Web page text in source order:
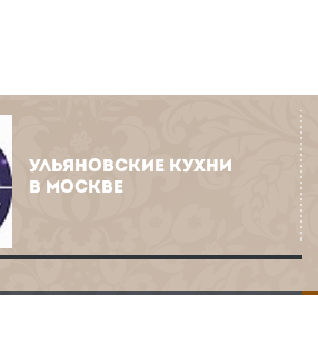
УЛЬЯНОВСКИЕ КУХНИ
В МОСКВЕ